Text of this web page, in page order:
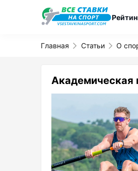
Главная Статьи О
Академическая